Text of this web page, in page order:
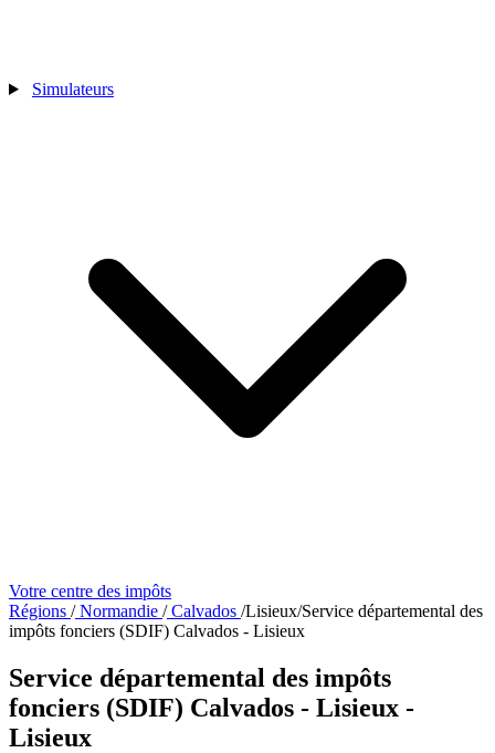
Simulateurs
Votre centre des impôts
Régions /Normandie /Calvados /Lisieux/Service départemental des
impôts fonciers (SDIF) Calvados - Lisieux
Service départemental des impôts
fonciers (SDIF) Calvados - Lisieux -
Lisieux